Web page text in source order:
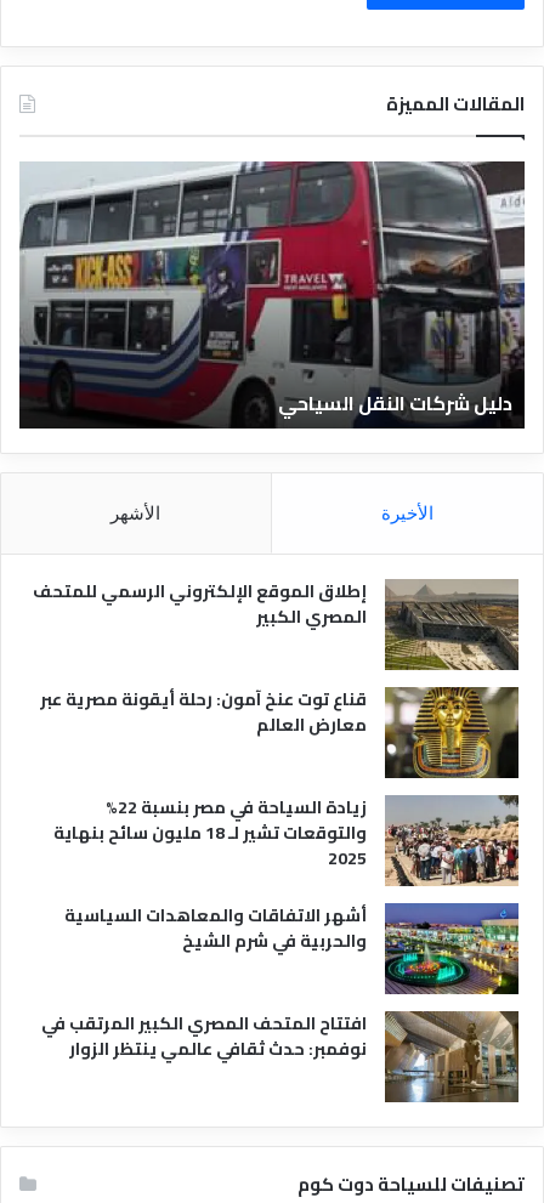
المقالات المميزة
ل
ي
ل
ا
ل
ف
ن
ا
د
ق
ا
ل
ر
ي
ة
دليل الفنادق المصرية
الأخيرة الأشهر
إطلاق الموقع الإلكتروني الرسمي للمتحف
المصري الكبير
قناع توت عنخ آمون: رحلة أيقونة مصرية عبر
معارض العالم
زيادة السياحة في مصر بنسبة 22%
والتوقعات تشير لـ 18 مليون سائح بنهاية
2025
أشهر الاتفاقات والمعاهدات السياسية
والحربية في شرم الشيخ
افتتاح المتحف المصري الكبير المرتقب في
نوفمبر: حدث ثقافي عالمي ينتظر الزوار
تصنيفات للسياحة دوت كوم